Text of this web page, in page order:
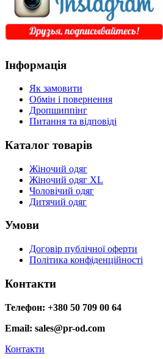
Інформація
Як замовити
Обмін і повернення
Дропшиппінг
Питання та відповіді
Каталог товарів
Жіночий одяг
Жіночий одяг XL
Чоловічий одяг
Дитячий одяг
Умови
Договір публічної оферти
Політика конфіденційності
Контакти
Телефон: +380 50 709 00 64
Email: sales@pr-od.com
Контакти